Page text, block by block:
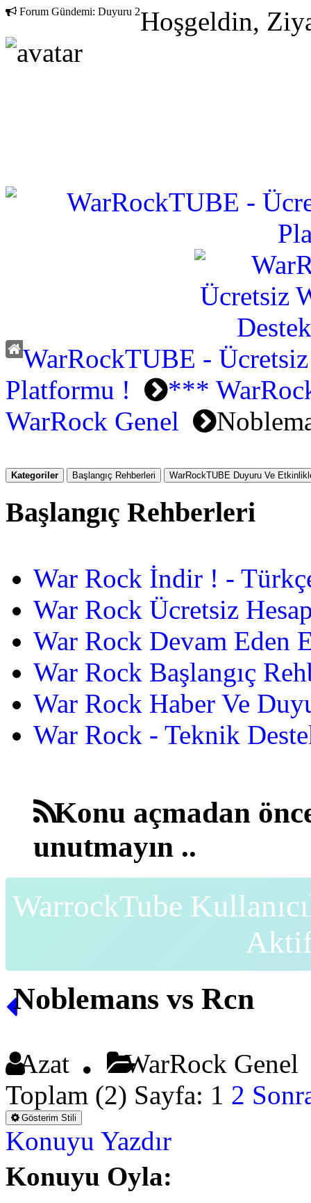
Forum Gündemi: Duyuru 2Hoşgeldin,
WarRockTUBE -
Platformu !
***
WarRock Genel
Kategoriler Başlangıç Rehberleri WarRockTUBE Duyuru Ve
Başlangıç Rehberleri
War Rock İndir ! -
War Rock Ücretsiz
War Rock Devam Eden
War Rock Başlangıç
War Rock Haber Ve
War Rock - Teknik
Konu açmadan
unutmayın ..
WarrockTube
Noblemans vs Rcn
Azat
WarRock
Toplam (2) Sayfa: 1 2
Gösterim Stili
Konuyu Yazdır
Konuyu Oyla: